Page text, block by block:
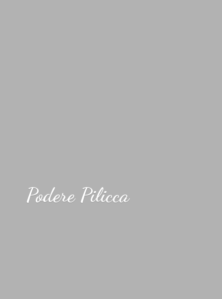
Podere Pilicca